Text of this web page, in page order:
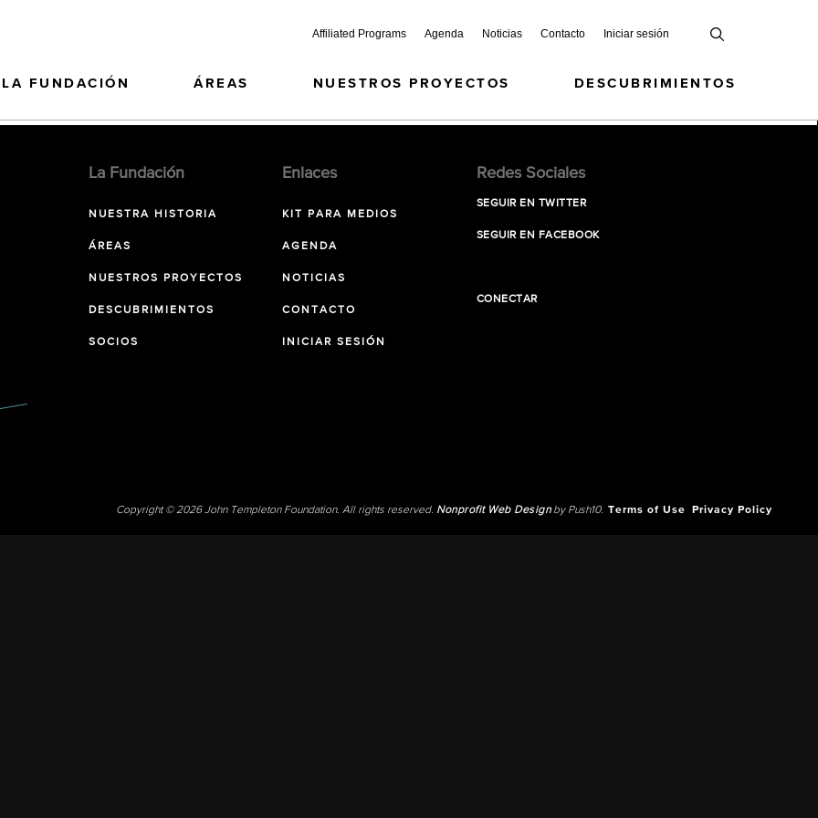
Affiliated Programs Agenda Noticias Contacto Iniciar sesión
LA FUNDACIÓN ÁREAS NUESTROS PROYECTOS DESCUBRIMIENTOS
La Fundación
NUESTRA HISTORIA
ÁREAS
NUESTROS PROYECTOS
DESCUBRIMIENTOS
SOCIOS
Enlaces
KIT PARA MEDIOS
AGENDA
NOTICIAS
CONTACTO
INICIAR SESIÓN
Redes Sociales
SEGUIR EN TWITTER
SEGUIR EN FACEBOOK
CONECTAR
Copyright © 2026 John Templeton Foundation. All rights reserved. Nonprofit Web Designby Push10. Terms of Use Privacy Policy